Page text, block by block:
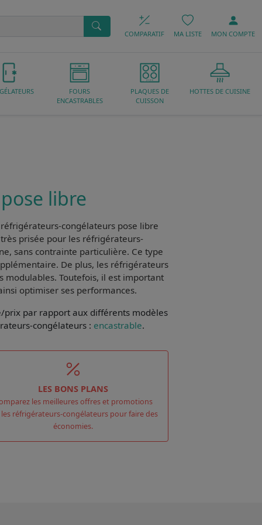
COMPARATIF MA LISTE MON COMPTE
FOURS
ENCASTRABLES
PLAQUES DE
CUISSON
HOTTES DE CUISINE
libre
réfrigérateurs-congélateurs pose libre
prisée pour les réfrigérateurs-
sans contrainte particulière. Ce type
De plus, les réfrigérateurs
modulables. Toutefois, il est important
optimiser ses performances.
par rapport aux différents modèles
congélateurs : encastrable.
LES BONS PLANS
les meilleures offres et promotions
réfrigérateurs-congélateurs pour faire des
économies.